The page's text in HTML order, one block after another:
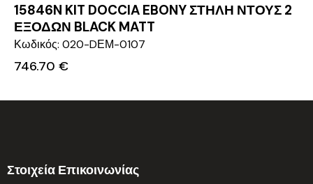
15846N KIT DOCCIA EBONY ΣΤΗΛΗ ΝΤΟΥΣ 2
ΕΞΟΔΩΝ BLACK MATT
Κωδικός: 020-DΕΜ-0107
746.70 €
Στοιχεία Επικοινωνίας